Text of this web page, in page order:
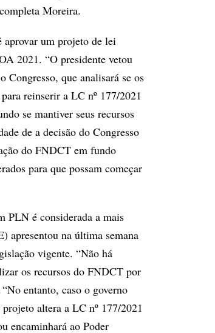
Moreira.
aprovar um projeto de lei
2021. “O presidente vetou
Congresso, que analisará se os
reinserir a LC nº 177/2021
se mantiver seus recursos
de a decisão do Congresso
do FNDCT em fundo
para que possam começar
PLN é considerada a mais
apresentou na última semana
vigente. “Não há
os recursos do FNDCT por
entanto, caso o governo
altera a LC nº 177/2021
encaminhará ao Poder